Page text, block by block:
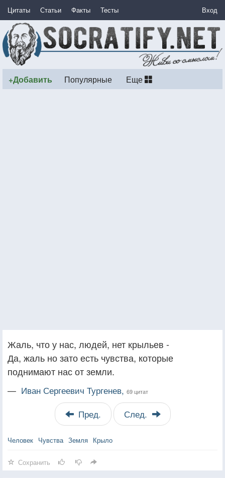
Цитаты Статьи Факты Тесты Вход
+Добавить Популярные Еще
Жаль, что у нас, людей, нет крыльев -
Да, жаль но зато есть чувства, которые
поднимают нас от земли.
— Иван Сергеевич Тургенев, 69 цитат
Пред. След.
Человек Чувства Земля Крыло
Сохранить